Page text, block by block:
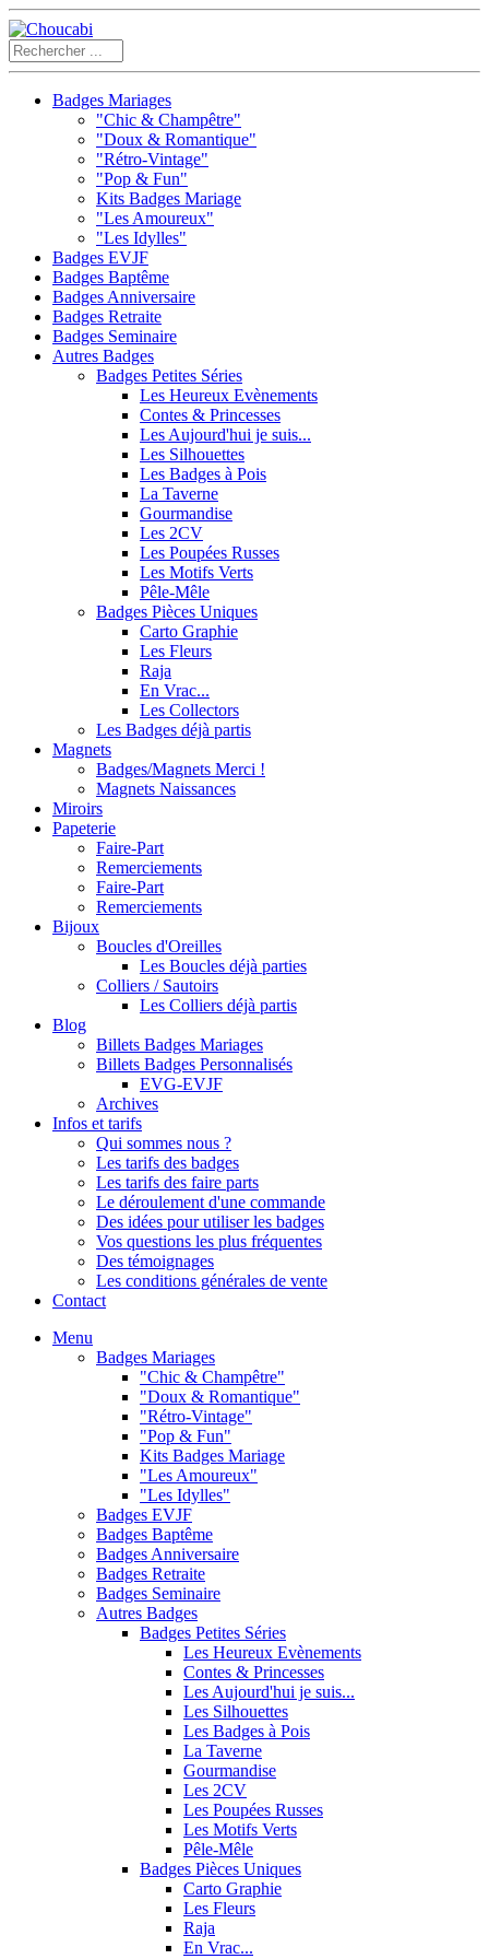
Badges Mariages
"Chic & Champêtre"
"Doux & Romantique"
"Rétro-Vintage"
"Pop & Fun"
Kits Badges Mariage
"Les Amoureux"
"Les Idylles"
Badges EVJF
Badges Baptême
Badges Anniversaire
Badges Retraite
Badges Seminaire
Autres Badges
Badges Petites Séries
Les Heureux Evènements
Contes & Princesses
Les Aujourd'hui je suis...
Les Silhouettes
Les Badges à Pois
La Taverne
Gourmandise
Les 2CV
Les Poupées Russes
Les Motifs Verts
Pêle-Mêle
Badges Pièces Uniques
Carto Graphie
Les Fleurs
Raja
En Vrac...
Les Collectors
Les Badges déjà partis
Magnets
Badges/Magnets Merci !
Magnets Naissances
Miroirs
Papeterie
Faire-Part
Remerciements
Faire-Part
Remerciements
Bijoux
Boucles d'Oreilles
Les Boucles déjà parties
Colliers / Sautoirs
Les Colliers déjà partis
Blog
Billets Badges Mariages
Billets Badges Personnalisés
EVG-EVJF
Archives
Infos et tarifs
Qui sommes nous ?
Les tarifs des badges
Les tarifs des faire parts
Le déroulement d'une commande
Des idées pour utiliser les badges
Vos questions les plus fréquentes
Des témoignages
Les conditions générales de vente
Contact
Menu
Badges Mariages
"Chic & Champêtre"
"Doux & Romantique"
"Rétro-Vintage"
"Pop & Fun"
Kits Badges Mariage
"Les Amoureux"
"Les Idylles"
Badges EVJF
Badges Baptême
Badges Anniversaire
Badges Retraite
Badges Seminaire
Autres Badges
Badges Petites Séries
Les Heureux Evènements
Contes & Princesses
Les Aujourd'hui je suis...
Les Silhouettes
Les Badges à Pois
La Taverne
Gourmandise
Les 2CV
Les Poupées Russes
Les Motifs Verts
Pêle-Mêle
Badges Pièces Uniques
Carto Graphie
Les Fleurs
Raja
En Vrac...